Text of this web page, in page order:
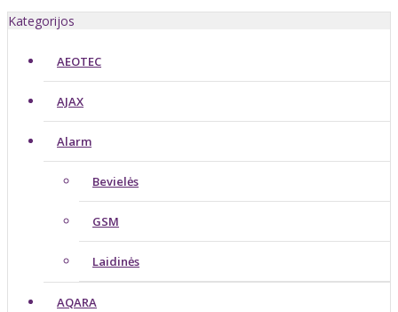
Kategorijos
AEOTEC
AJAX
Alarm
Bevielės
GSM
Laidinės
AQARA